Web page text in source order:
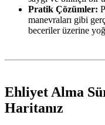
Pratik Çözümler:
manevraları gibi
beceriler üzerine
Ehliyet Alma
Haritanız